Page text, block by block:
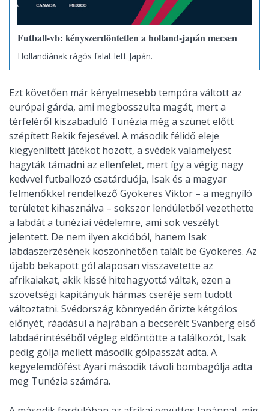
Futball-vb: kényszerdöntetlen a holland-japán mecsen
Hollandiának rágós falat lett Japán.
Ezt követően már kényelmesebb tempóra váltott az
európai gárda, ami megbosszulta magát, mert a
térfeléről kiszabaduló Tunézia még a szünet előtt
szépített Rekik fejesével. A második félidő eleje
kiegyenlített játékot hozott, a svédek valamelyest
hagyták támadni az ellenfelet, mert így a végig nagy
kedvvel futballozó csatárduója, Isak és a magyar
felmenőkkel rendelkező Gyökeres Viktor – a megnyíló
területet kihasználva – sokszor lendületből vezethette
a labdát a tunéziai védelemre, ami sok veszélyt
jelentett. De nem ilyen akcióból, hanem Isak
labdaszerzésének köszönhetően talált be Gyökeres. Az
újabb bekapott gól alaposan visszavetette az
afrikaiakat, akik kissé hitehagyottá váltak, ezen a
szövetségi kapitányuk hármas cseréje sem tudott
változtatni. Svédország könnyedén őrizte kétgólos
előnyét, ráadásul a hajrában a becserélt Svanberg első
labdaérintéséből végleg eldöntötte a találkozót, Isak
pedig gólja mellett második gólpasszát adta. A
kegyelemdöfést Ayari második távoli bombagólja adta
meg Tunézia számára.